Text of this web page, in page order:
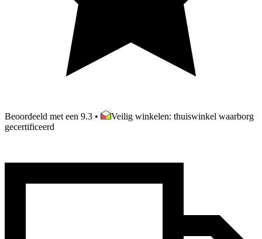
Beoordeeld met een 9.3 •
Veilig winkelen: thuiswinkel waarborg
gecertificeerd